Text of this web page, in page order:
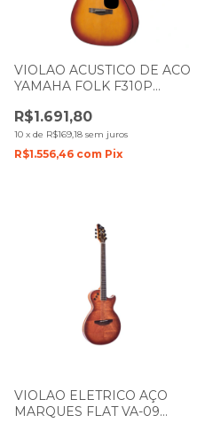
VIOLAO ACUSTICO DE ACO
YAMAHA FOLK F310P
CAPA E ACESSORIOS
R$1.691,80
10 x de R$169,18 sem juros
R$1.556,46 com Pix
VIOLAO ELETRICO AÇO
MARQUES FLAT VA-09